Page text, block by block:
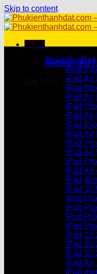
Skip to content
Hotline:
Giỏ hàng /0₫
Chưa có sản
Chưa có sản
Danh mục sản phẩm
Phụ kiện iPad
iPad
iPad Air
iPad
iPad Air
iPad
iPad Air
iPad
iPad Air
iPad
iPad Air
iPad
iPad Air
iPad
iPad
iPad
iPad
iPad
iPad
iPad
iPad
iPad
iPad Air
iPad